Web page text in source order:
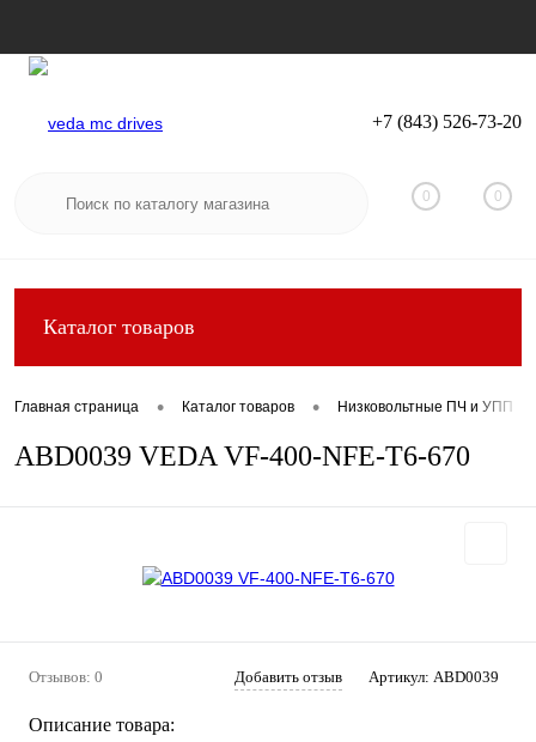
Вход Регистрация
+7 (843) 526-73-20
0 0
Каталог товаров
Главная страница • Каталог товаров • Низковольтные ПЧ и УПП
ABD0039 VEDA VF-400-NFE-T6-670
Отзывов: 0 Добавить отзыв Артикул: ABD0039
Описание товара: